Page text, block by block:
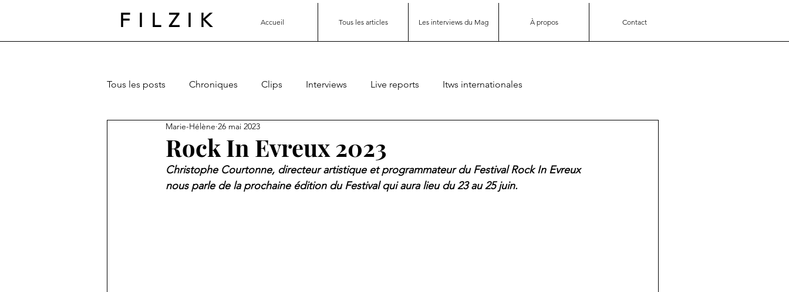
FILZIK Accueil Tous les articles Les interviews du Mag À propos Contact
Tous les posts Chroniques Clips Interviews Live reports Itws internationales
Rock In Evreux 2023
Marie-Hélène 26 mai 2023
Christophe Courtonne, directeur artistique et programmateur du Festival Rock In Evreux
nous parle de la prochaine édition du Festival qui aura lieu du 23 au 25 juin.